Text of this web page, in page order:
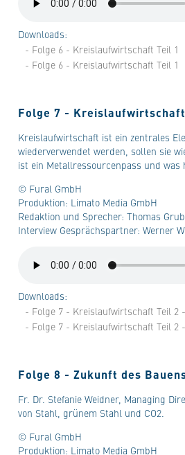
Downloads:
- Folge 6 - Kreislaufwirtschaft Teil 1
- Folge 6 - Kreislaufwirtschaft Teil 1
Folge 7 -
Kreislaufwirtschaft ist ein zentrales
wiederverwendet werden, sollen sie
ist ein Metallressourcenpass und
© Fural GmbH
Produktion: Limato Media GmbH
Redaktion und Sprecher: Thomas
Interview Gesprächspartner: Werner
Downloads:
- Folge 7 - Kreislaufwirtschaft Teil 2
- Folge 7 - Kreislaufwirtschaft Teil 2
Folge 8 - Zukunft des
Fr. Dr. Stefanie Weidner, Managing
von Stahl, grünem Stahl und CO2.
© Fural GmbH
Produktion: Limato Media GmbH